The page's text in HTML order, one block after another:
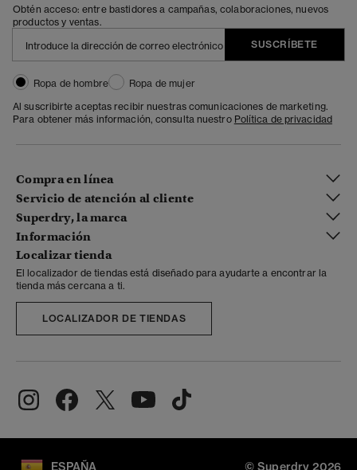
Obtén acceso: entre bastidores a campañas, colaboraciones, nuevos
productos y ventas.
SUSCRÍBETE
Ropa de hombre
Ropa de mujer
Al suscribirte aceptas recibir nuestras comunicaciones de marketing.
Para obtener más información, consulta nuestro Política de privacidad
Compra en línea
Servicio de atención al cliente
Superdry, la marca
Información
Localizar tienda
El localizador de tiendas está diseñado para ayudarte a encontrar la
tienda más cercana a ti.
LOCALIZADOR DE TIENDAS
ESPAÑA © Superdry 2026